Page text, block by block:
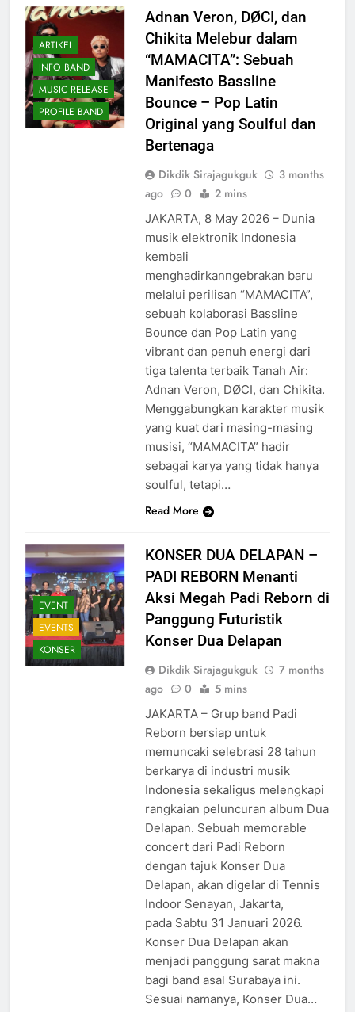
ARTIKEL
INFO BAND
MUSIC RELEASE
PROFILE BAND
Adnan Veron, DØCI, dan
Chikita Melebur dalam
“MAMACITA”: Sebuah
Manifesto Bassline
Bounce – Pop Latin
Original yang Soulful dan
Bertenaga
Dikdik Sirajagukguk
3 months
ago
0 2 mins
JAKARTA, 8 May 2026 – Dunia
musik elektronik Indonesia
kembali
menghadirkanngebrakan baru
melalui perilisan “MAMACITA”,
sebuah kolaborasi Bassline
Bounce dan Pop Latin yang
vibrant dan penuh energi dari
tiga talenta terbaik Tanah Air:
Adnan Veron, DØCI, dan Chikita.
Menggabungkan karakter musik
yang kuat dari masing-masing
musisi, “MAMACITA” hadir
sebagai karya yang tidak hanya
soulful, tetapi…
Read More
EVENT
EVENTS
KONSER
KONSER DUA DELAPAN –
PADI REBORN Menanti
Aksi Megah Padi Reborn di
Panggung Futuristik
Konser Dua Delapan
Dikdik Sirajagukguk
7 months
ago
0 5 mins
JAKARTA – Grup band Padi
Reborn bersiap untuk
memuncaki selebrasi 28 tahun
berkarya di industri musik
Indonesia sekaligus melengkapi
rangkaian peluncuran album Dua
Delapan. Sebuah memorable
concert dari Padi Reborn
dengan tajuk Konser Dua
Delapan, akan digelar di Tennis
Indoor Senayan, Jakarta,
pada Sabtu 31 Januari 2026.
Konser Dua Delapan akan
menjadi panggung sarat makna
bagi band asal Surabaya ini.
Sesuai namanya, Konser Dua…